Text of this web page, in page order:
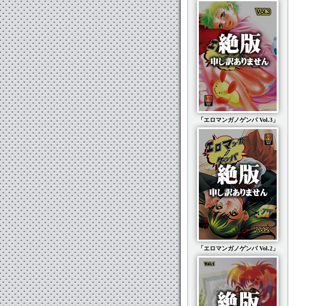
「エロマンガノゲンバ Vol.3」
「エロマンガノゲンバ Vol.2」